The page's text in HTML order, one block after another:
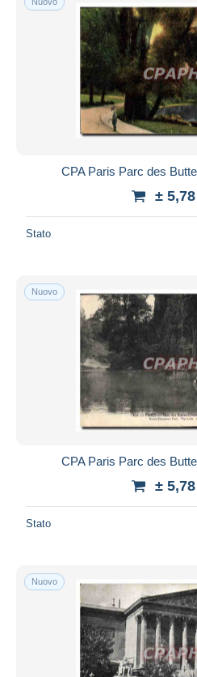
CPA Paris Parc des
±
Stato
Nuovo
CPA Paris Parc des
±
Stato
Nuovo